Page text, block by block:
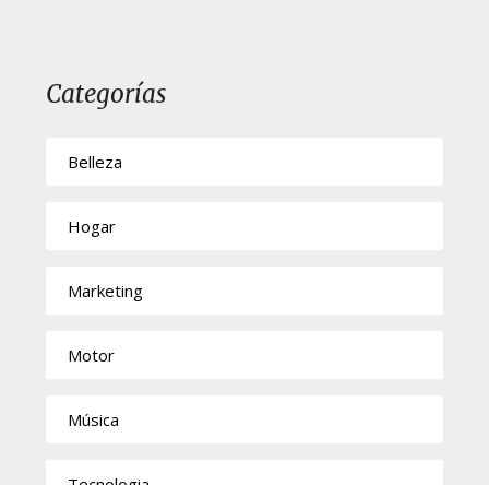
Categorías
Belleza
Hogar
Marketing
Motor
Música